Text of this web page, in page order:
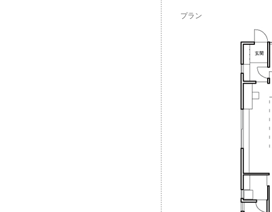
プラン